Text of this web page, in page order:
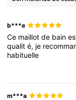
b***e
Ce maillotde bain
qualité, je
habituelle
m***a